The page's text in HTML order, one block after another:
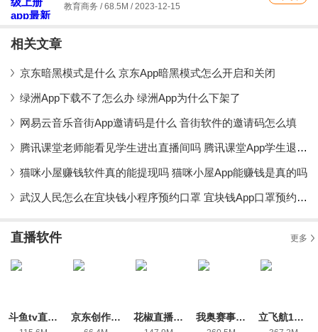
教育商务 / 68.5M / 2023-12-15
相关文章
京东暗黑模式是什么 京东App暗黑模式怎么开启和关闭
绿洲App下载不了怎么办 绿洲App为什么下架了
网易云音乐音街App邀请码是什么 音街软件的邀请码怎么填
腾讯课堂老师能看见学生进出直播间吗 腾讯课堂App学生退出课堂会被发现吗
猫咪小屋赚钱软件真的能提现吗 猫咪小屋App能赚钱是真的吗
武汉人民怎么在宜块钱小程序预约口罩 宜块钱App口罩预约流程详解
直播软件 更多
斗鱼tv直播平台最新版 京东创作工具app手机版(原京东视频) 花椒直播app最新版 我奥赛事助手最新版 立飞航158最新版本